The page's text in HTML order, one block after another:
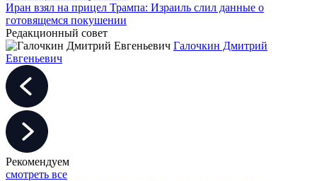
Иран взял на прицел Трампа: Израиль слил данные о
готовящемся покушении
Редакционный совет
Галочкин Дмитрий
Евгеньевич
Рекомендуем
смотреть все